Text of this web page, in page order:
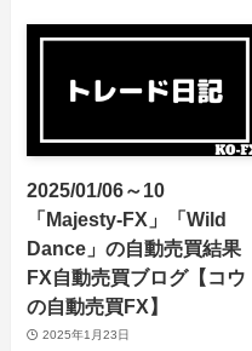
2025/01/06～10
「Majesty-FX」「Wild
Dance」の自動売買結果
FX自動売買ブログ【コウ
の自動売買FX】
2025年1月23日